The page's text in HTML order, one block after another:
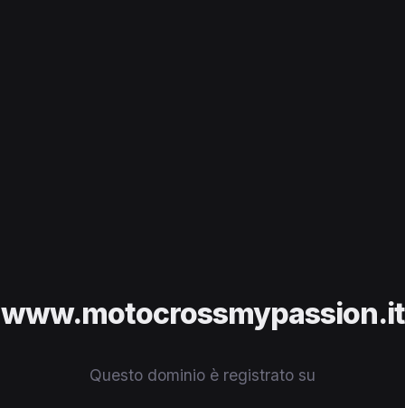
www.motocrossmypassion.it
Questo dominio è registrato su